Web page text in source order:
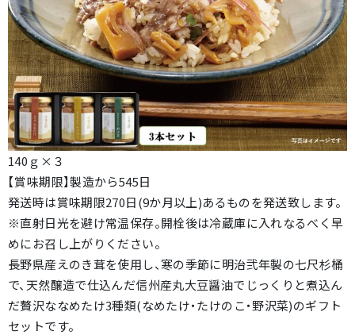
140ｇ×３
【賞味期限】製造から545日
発送時は賞味期限270日(9か月以上)あるものを発送致します。
※直射日光を避け常温保存。開栓後は冷蔵庫に入れなるべく早
めにお召し上がりください。
長野県産えのき茸を使用し、寒の季節に明治弐年製の七尺杉桶
で、天然醸造で仕込んだ信州産丸大豆醤油でじっくりと煮込ん
だ贅沢ななめたけ3種類(なめたけ・たけのこ・野沢菜)のギフト
セットです。